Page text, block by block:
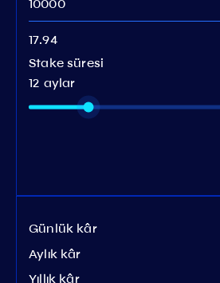
Stake süresi
12 aylar
Günlük kâr
Aylık kâr
Yıllık kâr